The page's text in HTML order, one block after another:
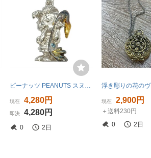
ピーナッツ PEANUTS スヌーピー ライナス ペンダントトップ SV925 8.2g チャーム シルバー UFS
現在 4,280円
即決 4,280円
0 2日
現在 2,900円
＋送料230円
0
2日